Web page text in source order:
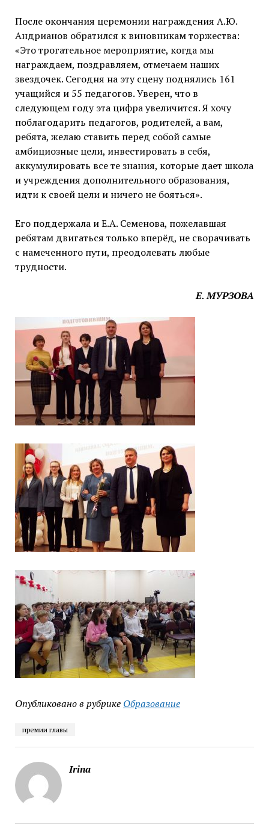
После окончания церемонии награждения А.Ю.
Андрианов обратился к виновникам торжества:
«Это трогательное мероприятие, когда мы
награждаем, поздравляем, отмечаем наших
звездочек. Сегодня на эту сцену поднялись 161
учащийся и 55 педагогов. Уверен, что в
следующем году эта цифра увеличится. Я хочу
поблагодарить педагогов, родителей, а вам,
ребята, желаю ставить перед собой самые
амбициозные цели, инвестировать в себя,
аккумулировать все те знания, которые дает школа
и учреждения дополнительного образования,
идти к своей цели и ничего не бояться».
Его поддержала и Е.А. Семенова, пожелавшая
ребятам двигаться только вперёд, не сворачивать
с намеченного пути, преодолевать любые
трудности.
Е. МУРЗОВА
Опубликовано в рубрике Образование
премии главы
Irina